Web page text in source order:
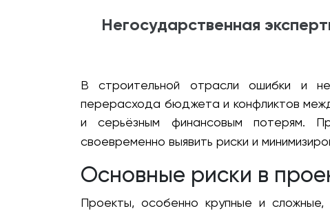
Негосударственная
В строительной отрасли ошибки и
перерасхода бюджета и конфликтов
и серьёзным финансовым потерям.
своевременно выявить риски и
Основные риски в
Проекты, особенно крупные и сложные,